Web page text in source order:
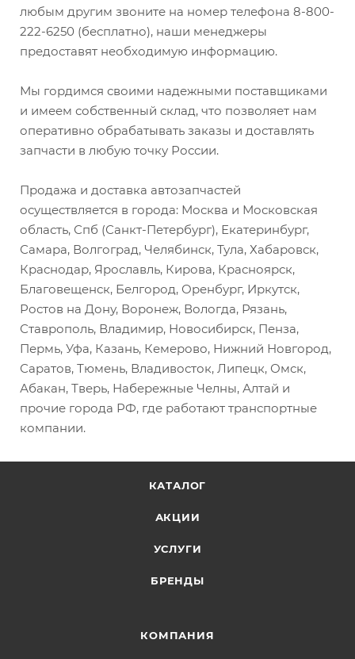
любым другим звоните на номер телефона 8-800-
222-6250 (бесплатно), наши менеджеры
предоставят необходимую информацию.
Мы гордимся своими надежными поставщиками
и имеем собственный склад, что позволяет нам
оперативно обрабатывать заказы и доставлять
запчасти в любую точку России.
Продажа и доставка автозапчастей
осуществляется в города: Москва и Московская
область, Спб (Санкт-Петербург), Екатеринбург,
Самара, Волгоград, Челябинск, Тула, Хабаровск,
Краснодар, Ярославль, Кирова, Красноярск,
Благовещенск, Белгород, Оренбург, Иркутск,
Ростов на Дону, Воронеж, Вологда, Рязань,
Ставрополь, Владимир, Новосибирск, Пенза,
Пермь, Уфа, Казань, Кемерово, Нижний Новгород,
Саратов, Тюмень, Владивосток, Липецк, Омск,
Абакан, Тверь, Набережные Челны, Алтай и
прочие города РФ, где работают транспортные
компании.
КАТАЛОГ
АКЦИИ
УСЛУГИ
БРЕНДЫ
КОМПАНИЯ